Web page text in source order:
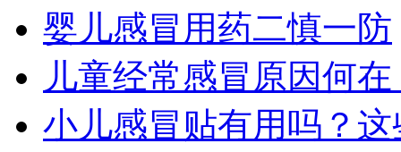
婴儿感冒用药二慎一防
儿童经常感冒原因何
小儿感冒贴有用吗？